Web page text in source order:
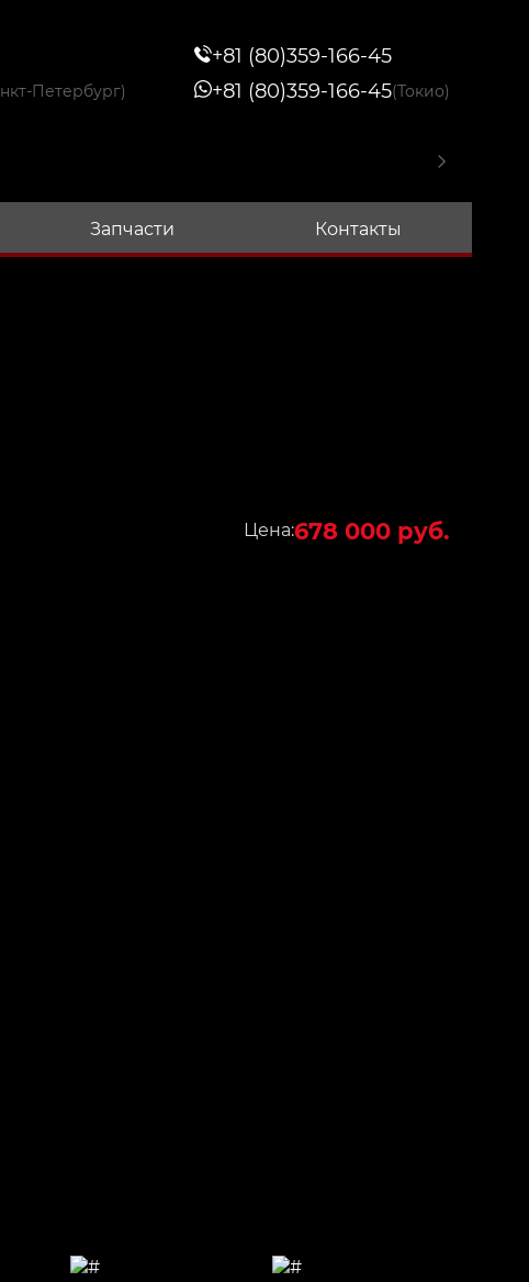
Петербург)
+81 (80)359-166-45
+81 (80)359-166-45(Токио)
Запчасти Контакты
Цена:678 000 руб.